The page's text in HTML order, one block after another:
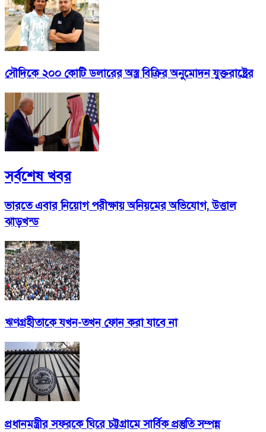
সৌদিকে ২০০ কোটি ডলারের অস্ত্র বিক্রির অনুমোদন যুক্তরাষ্ট্রের
সর্বশেষ খবর
ভারতে এবার নিয়োগ পরীক্ষায় অনিয়মের অভিযোগ, উত্তাল
ঝাড়খন্ড
ঋণগ্রহীতাকে যখন-তখন ফোন করা যাবে না
প্রধানমন্ত্রীর সফরকে ঘিরে চট্টগ্রামে সার্বিক প্রস্তুতি সম্পন্ন